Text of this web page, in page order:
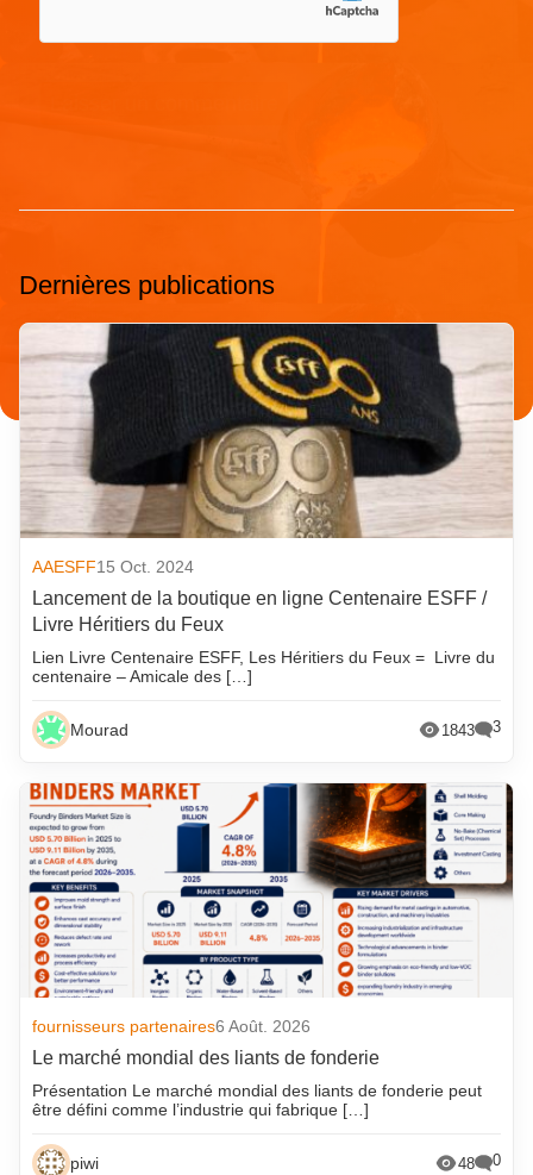
Dernières publications
AAESFF15 Oct. 2024
Lancement de la boutique en ligne Centenaire ESFF /
Livre Héritiers du Feux
Lien Livre Centenaire ESFF, Les Héritiers du Feux = Livre du
centenaire – Amicale des […]
Mourad 1843 3
fournisseurs partenaires6 Août. 2026
Le marché mondial des liants de fonderie
Présentation Le marché mondial des liants de fonderie peut
être défini comme l’industrie qui fabrique […]
piwi 48 0